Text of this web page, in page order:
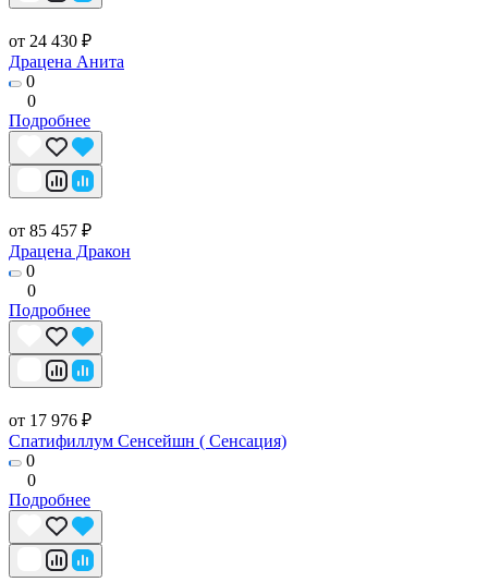
от 24 430 ₽
Драцена Анита
0
0
Подробнее
от 85 457 ₽
Драцена Дракон
0
0
Подробнее
от 17 976 ₽
Спатифиллум Сенсейшн ( Сенсация)
0
0
Подробнее